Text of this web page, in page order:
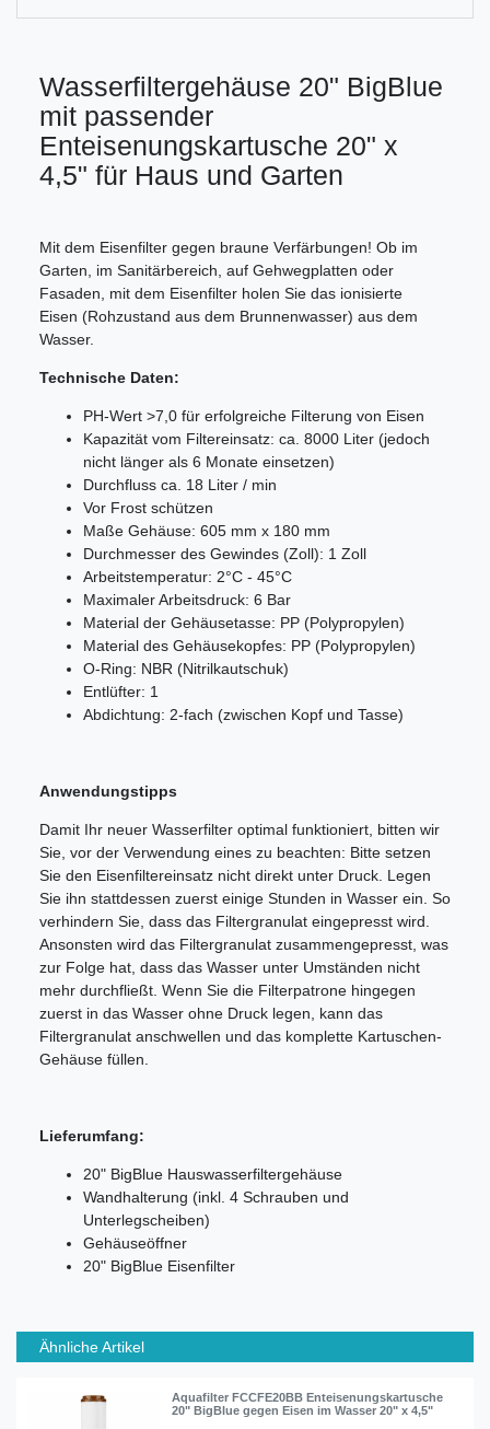
Wasserfiltergehäuse 20" BigBlue
mit passender
Enteisenungskartusche 20" x
4,5" für Haus und Garten
Mit dem Eisenfilter gegen braune Verfärbungen! Ob im
Garten, im Sanitärbereich, auf Gehwegplatten oder
Fasaden, mit dem Eisenfilter holen Sie das ionisierte
Eisen (Rohzustand aus dem Brunnenwasser) aus dem
Wasser.
Technische Daten:
PH-Wert >7,0 für erfolgreiche Filterung von Eisen
Kapazität vom Filtereinsatz: ca. 8000 Liter (jedoch
nicht länger als 6 Monate einsetzen)
Durchfluss ca. 18 Liter / min
Vor Frost schützen
Maße Gehäuse: 605 mm x 180 mm
Durchmesser des Gewindes (Zoll): 1 Zoll
Arbeitstemperatur: 2°C - 45°C
Maximaler Arbeitsdruck: 6 Bar
Material der Gehäusetasse: PP (Polypropylen)
Material des Gehäusekopfes: PP (Polypropylen)
O-Ring: NBR (Nitrilkautschuk)
Entlüfter: 1
Abdichtung: 2-fach (zwischen Kopf und Tasse)
Anwendungstipps
Damit Ihr neuer Wasserfilter optimal funktioniert, bitten wir
Sie, vor der Verwendung eines zu beachten: Bitte setzen
Sie den Eisenfiltereinsatz nicht direkt unter Druck. Legen
Sie ihn stattdessen zuerst einige Stunden in Wasser ein. So
verhindern Sie, dass das Filtergranulat eingepresst wird.
Ansonsten wird das Filtergranulat zusammengepresst, was
zur Folge hat, dass das Wasser unter Umständen nicht
mehr durchfließt. Wenn Sie die Filterpatrone hingegen
zuerst in das Wasser ohne Druck legen, kann das
Filtergranulat anschwellen und das komplette Kartuschen-
Gehäuse füllen.
Lieferumfang:
20" BigBlue Hauswasserfiltergehäuse
Wandhalterung (inkl. 4 Schrauben und
Unterlegscheiben)
Gehäuseöffner
20" BigBlue Eisenfilter
Ähnliche Artikel
Aquafilter FCCFE20BB Enteisenungskartusche
20" BigBlue gegen Eisen im Wasser 20" x 4,5"